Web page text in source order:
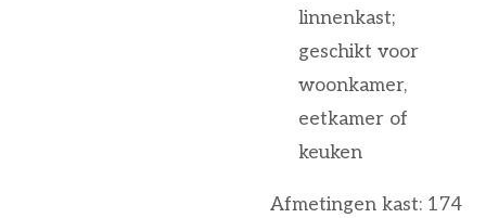
linnenkast;
geschikt voor
woonkamer,
eetkamer of
keuken
Afmetingen kast: 174